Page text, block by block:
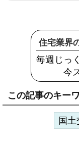
住宅業界
毎週じっ
今
この記事のキー
国